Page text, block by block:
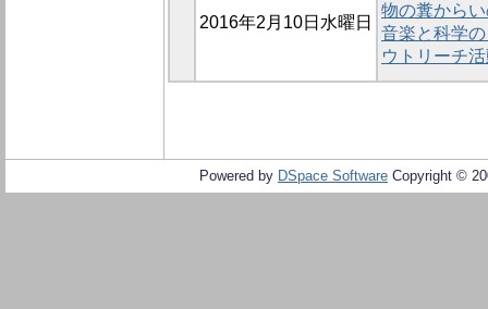
2016年2月10日水曜日
物の糞から
音楽と科学
ウトリーチ
Powered by DSpace Software Copyright ©